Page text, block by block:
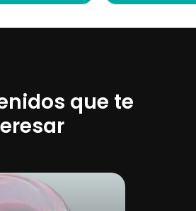
que te